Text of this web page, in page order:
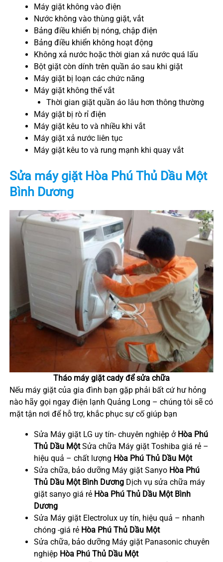
Máy giặt không vào điện
Nước không vào thùng giặt, vắt
Bảng điều khiển bị nóng, chập điện
Bảng điều khiển không hoạt động
Không xả nước hoặc thời gian xả nước quá lấu
Bột giặt còn dính trên quần áo sau khi giặt
Máy giặt bị loạn các chức năng
Máy giặt không thể vắt
Thời gian giặt quần áo lâu hơn thông thường
Máy giặt bị rò rỉ điện
Máy giặt kêu to và nhiều khi vắt
Máy giặt xả nước liên tục
Máy giặt kêu to và rung mạnh khi quay vắt
Sửa máy giặt Hòa Phú Thủ Dầu Một
Bình Dương
Tháo máy giặt cady để sửa chữa
Nếu máy giặt của gia đình bạn gặp phải bất cứ hư hỏng
nào hãy gọi ngay điện lạnh Quảng Long – chúng tôi sẽ có
mặt tận nơi để hỗ trợ, khắc phục sự cố giúp bạn
Sửa Máy giặt LG uy tín- chuyên nghiệp ở Hòa Phú
Thủ Dầu MộtSửa chữa Máy giặt Toshiba giá rẻ –
hiệu quả – chất lượng Hòa Phú Thủ Dầu Một
Sửa chữa, bảo dưỡng Máy giặt Sanyo Hòa Phú
Thủ Dầu Một Bình Dương Dịch vụ sửa chữa máy
giặt sanyo giá rẻ Hòa Phú Thủ Dầu Một Bình
Dương
Sửa Máy giặt Electrolux uy tín, hiệu quả – nhanh
chóng -giá rẻ Hòa Phú Thủ Dầu Một
Sửa chữa, bảo dưỡng Máy giặt Panasonic chuyên
nghiệp Hòa Phú Thủ Dầu Một